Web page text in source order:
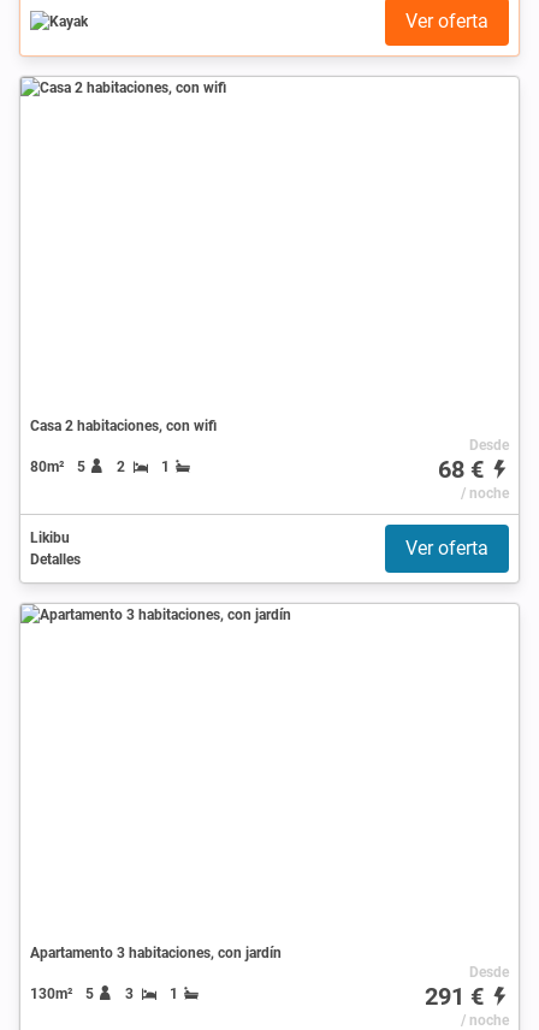
Ver oferta
Casa 2 habitaciones, con wifi
80m² 5 2 1
Desde
68 €
/ noche
Likibu
Detalles
Ver oferta
Apartamento 3 habitaciones, con jardín
130m² 5 3 1
Desde
291 €
/ noche